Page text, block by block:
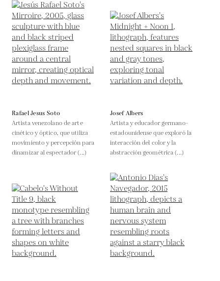
Rafael Jesus Soto
Artista venezolano de arte
cinético y óptico, que utiliza
movimiento y percepción para
dinamizar al espectador (...)
Josef Albers
Artista y educador germano-
estadounidense que exploró la
interacción del color y la
abstracción geométrica (...)